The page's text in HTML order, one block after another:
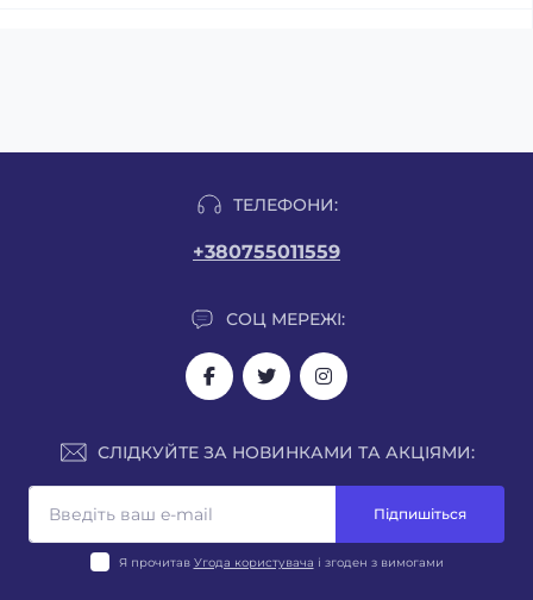
ТЕЛЕФОНИ:
+380755011559
СОЦ МЕРЕЖІ:
СЛІДКУЙТЕ ЗА НОВИНКАМИ ТА АКЦІЯМИ:
Підпишіться
Я прочитав Угода користувача і згоден з вимогами